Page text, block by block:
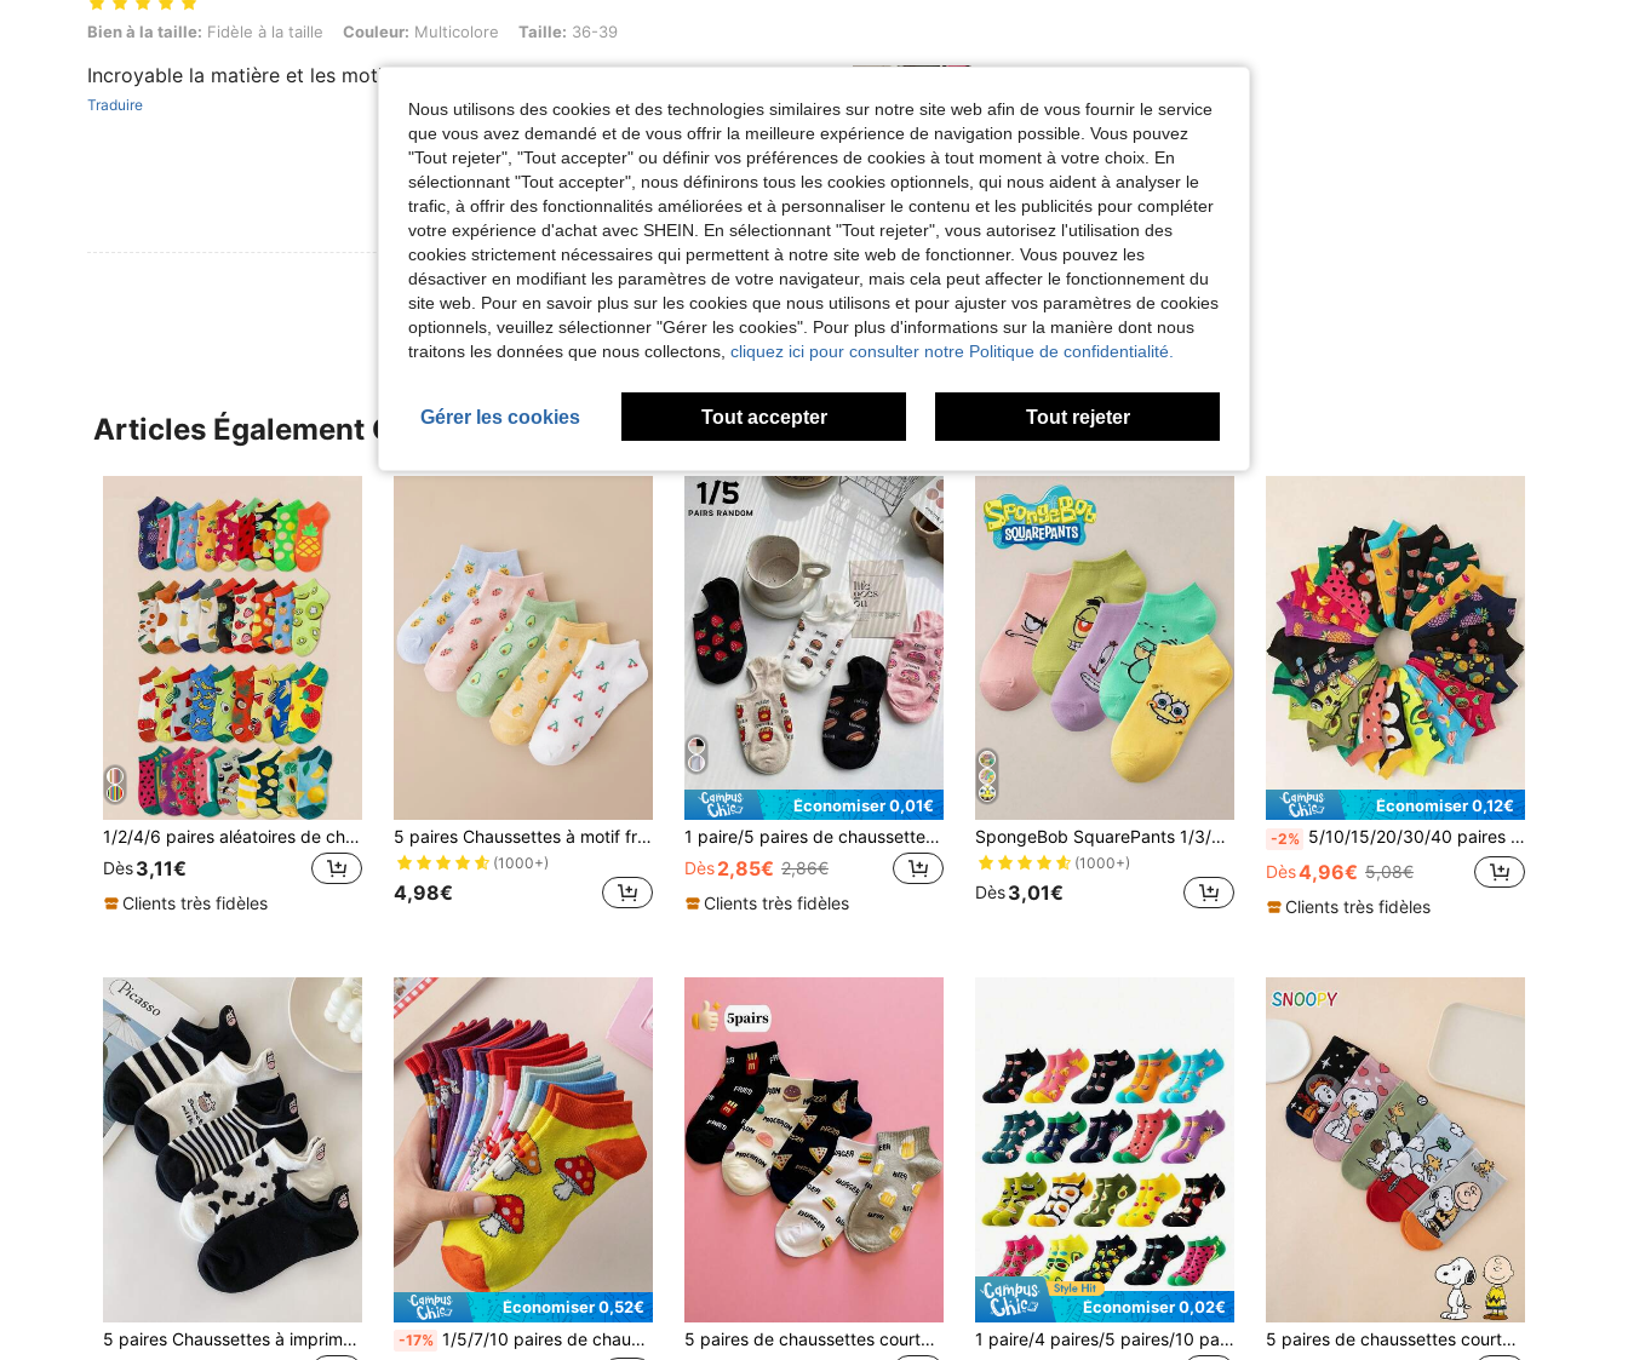
Bien à la taille: Fidèle à la taille, Couleur: Multicolore, Taille: 36-39
Bien à la taille: Fidèle à la taille Couleur: Multicolore Taille: 36-39
Incroyable la matière et les motifs sont top😍😍
Traduire
Utile (0)
Voir Plus D'avis
Articles Également Consultés
1/2/4/6 paires aléatoires de chaussettes de cheville confortables et respirantes pour femmes avec motif de fruits doux, fraise et banane
Dès3,11€
Clients très fidèles
5 paires Chaussettes à motif fruit
(1000+)
4,98€
Économiser 0,01€
1 paire/5 paires de chaussettes basses mignonnes et sucrées à motif hamburger, frites et fraise pour femmes, antidérapantes, évacuant l'humidité, respirantes
Dès2,85€ 2,86€
Clients très fidèles
SpongeBob SquarePants 1/3/5/10 paires de chaussettes pour femmes, chaussettes courtes imprimées de dessins animés amusants, chaussettes respirantes et absorbantes à coupe basse pour le port quotidien en été
(1000+)
Dès3,01€
Économiser 0,12€
-2% 5/10/15/20/30/40 paires aléatoires de chaussettes courtes pour femmes, nouvelles chaussettes bateau à motif de fruits, sushi et nourriture, printemps/été
Dès4,96€ 5,08€
Clients très fidèles
5 paires Chaussettes à imprimé vache
Économiser 0,52€
-17% 1/5/7/10 paires de chaussettes basses pour femmes, chaussettes courtes mignonnes style japonais avec motif champignon, légères et respirantes, chaussettes cadeaux pour étudiantes
5 paires de chaussettes courtes pour femmes, chaussettes bateau à cheville basse fines et respirantes pour le printemps et l'été, chaussettes mignonnes kawaii avec motifs de dessins animés pour étudiantes, style streetwear coréen et japonais
Économiser 0,02€
1 paire/4 paires/5 paires/10 paires/20 paires Chaussettes de cheville aléatoires pour femmes, chaussettes souples et respirantes avec motifs mignons de plantes, fruits, pastèque, avocat. Style décontracté et quotidien pour filles. Motifs de fruits, mode streetwear hip-hop. Chaussettes côtelées pour le sport, le yoga, le basket-ball. Chaussettes d'Halloween assorties aux leggings noirs, aux pantalons de requin, chaussettes de compression. Chaussettes de la Saint-Valentin, chaussettes de cheville amusantes, chaussettes de maternité moelleuses, chaussettes personnalisées pour dames à 1$, confortables
5 paires de chaussettes courtes pour femmes de la série SNOOPY avec motif de lettres rayées et expression de chiot de dessin animé
Nous utilisons des cookies et des technologies similaires sur notre site web afin de vous fournir le service
que vous avez demandé et de vous offrir la meilleure expérience de navigation possible. Vous pouvez
"Tout rejeter", "Tout accepter" ou définir vos préférences de cookies à tout moment à votre choix. En
sélectionnant "Tout accepter", nous définirons tous les cookies optionnels, qui nous aident à analyser le
trafic, à offrir des fonctionnalités améliorées et à personnaliser le contenu et les publicités pour compléter
votre expérience d'achat avec SHEIN. En sélectionnant "Tout rejeter", vous autorisez l'utilisation des
cookies strictement nécessaires qui permettent à notre site web de fonctionner. Vous pouvez les
désactiver en modifiant les paramètres de votre navigateur, mais cela peut affecter le fonctionnement du
site web. Pour en savoir plus sur les cookies que nous utilisons et pour ajuster vos paramètres de cookies
optionnels, veuillez sélectionner "Gérer les cookies". Pour plus d'informations sur la manière dont nous
traitons les données que nous collectons, cliquez ici pour consulter notre Politique de confidentialité.
Gérer les cookies Tout accepter Tout rejeter